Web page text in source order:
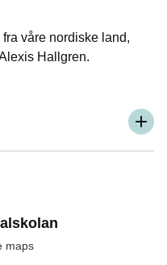
våre nordiske land,
Hallgren.
maps